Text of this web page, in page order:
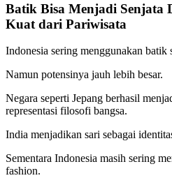
Batik Bisa Menjadi Senjata
Kuat dari Pariwisata
Indonesia sering menggunakan batik
Namun potensinya jauh lebih besar.
Negara seperti Jepang berhasil
representasi filosofi bangsa.
India menjadikan sari sebagai
Sementara Indonesia masih sering
fashion.